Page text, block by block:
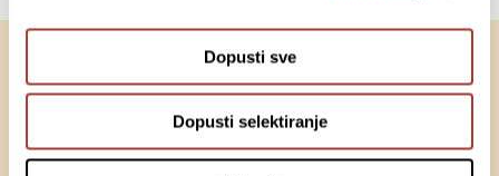
Dopusti sve
Dopusti selektiranje
Događaji